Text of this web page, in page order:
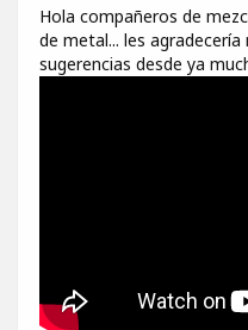
Hola compañeros de
de metal... les
sugerencias desde ya